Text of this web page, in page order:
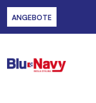
ANGEBOTE